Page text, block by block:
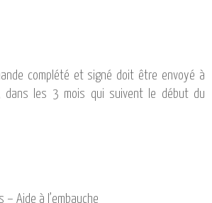
complété et signé doit être envoyé à
dans les 3 mois qui suivent le début du
– Aide à l’embauche